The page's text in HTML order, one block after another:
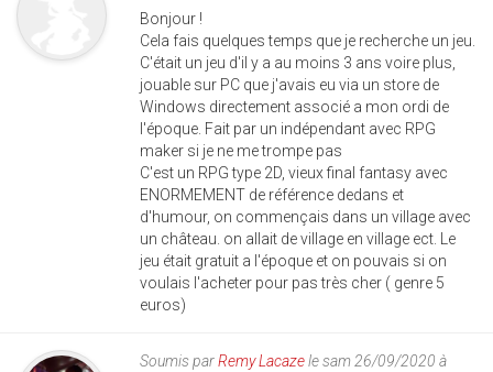
Bonjour !
Cela fais quelques temps que je recherche un jeu.
C'était un jeu d'il y a au moins 3 ans voire plus,
jouable sur PC que j'avais eu via un store de
Windows directement associé a mon ordi de
l'époque. Fait par un indépendant avec RPG
maker si je ne me trompe pas
C'est un RPG type 2D, vieux final fantasy avec
ENORMEMENT de référence dedans et
d'humour, on commençais dans un village avec
un château. on allait de village en village ect. Le
jeu était gratuit a l'époque et on pouvais si on
voulais l'acheter pour pas très cher ( genre 5
euros)
Soumis parRemy Lacazele sam 26/09/2020 à